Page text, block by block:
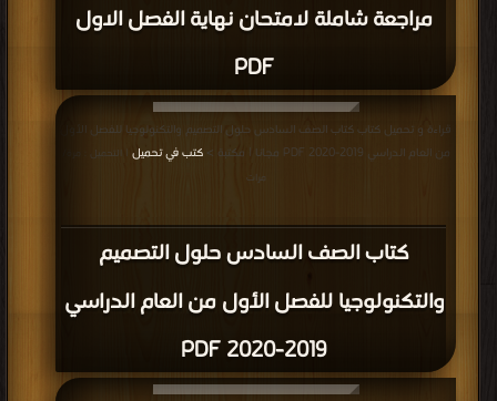
مراجعة شاملة لامتحان نهاية الفصل الاول
PDF
كتاب الصف السادس حلول التصميم
والتكنولوجيا للفصل الأول من العام الدراسي
2019-2020 PDF
قراءة و تحميل كتاب كتاب الصف السادس حلول التصميم والتكنولوجيا للفصل الأول
من العام الدراسي 2019-2020 PDF مجانا | مكتبة >
كتب في تحميل
| التحميل : مرة/
مرات